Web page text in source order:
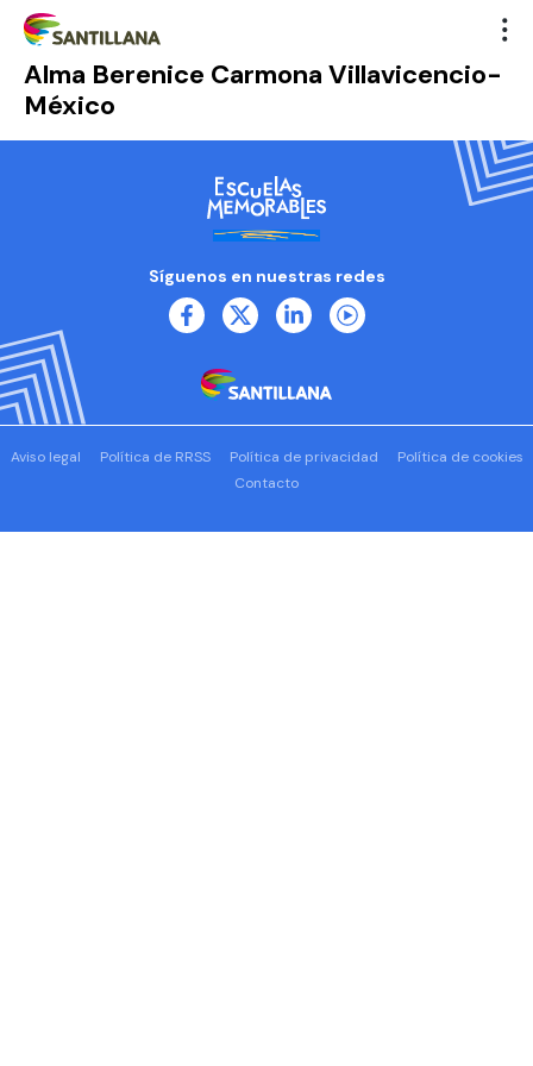
Alma Berenice Carmona Villavicencio-
México
Síguenos en nuestras redes
Aviso legal Política de RRSS Política de privacidad
Política de cookies
Contacto